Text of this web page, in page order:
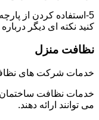
5-استفاده کردن از
کنید نکته ای دیگر
نظافت منزل
خدمات شرکت های
خدمات نظافت ساختمان
می توانند ارائه دهند.